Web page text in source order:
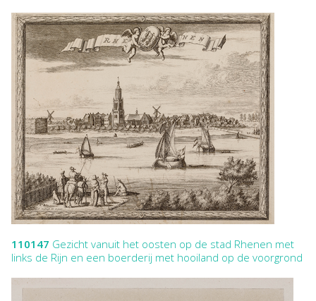
110147 Gezicht vanuit het oosten op de stad Rhenen met
links de Rijn en een boerderij met hooiland op de voorgrond